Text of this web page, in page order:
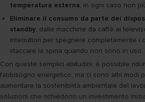
temperatura esterna, in ogni caso non
Eliminare il consumo da parte dei
standby, dalle macchine da caffè ai
interruttori per spegnere completamente i
staccare la spina quando non sono in uso.
Con queste semplici abitudini, è possibile
fabbisogno energetico, ma ci sono altri modi
aumentare la sostenibilità ambientale del
soluzioni che richiedono un investimento